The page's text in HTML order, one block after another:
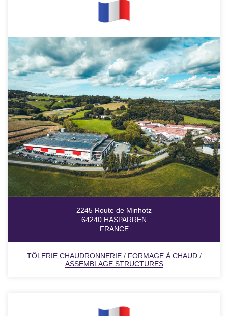
2245 Route de Minhotz
64240 HASPARREN
FRANCE
TÔLERIE CHAUDRONNERIE/ FORMAGE À CHAUD/
ASSEMBLAGE STRUCTURES